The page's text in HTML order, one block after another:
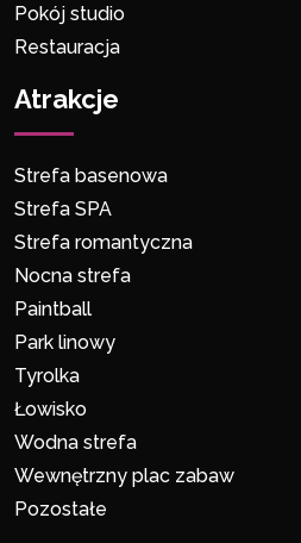
Pokój studio
Restauracja
Atrakcje
Strefa basenowa
Strefa SPA
Strefa romantyczna
Nocna strefa
Paintball
Park linowy
Tyrolka
Łowisko
Wodna strefa
Wewnętrzny plac zabaw
Pozostałe